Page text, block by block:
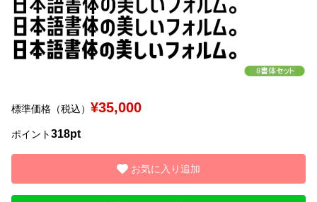
リセット 検索
標準価格（税込） ¥35,000
ポイント318pt
お気に入り追加